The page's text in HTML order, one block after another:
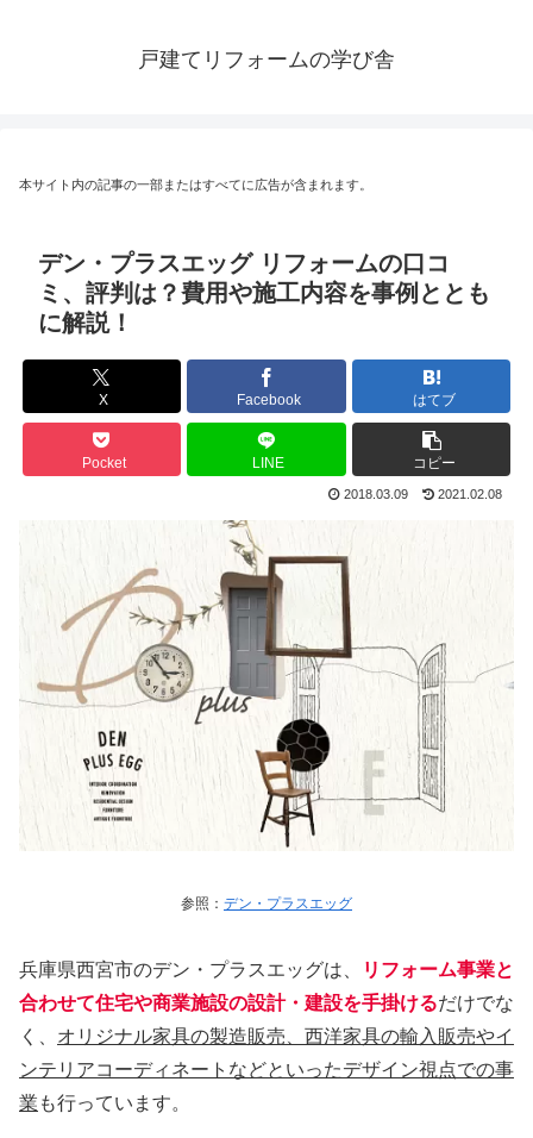
戸建てリフォームの学び舎
本サイト内の記事の一部またはすべてに広告が含まれます。
デン・プラスエッグ リフォームの口コ
ミ、評判は？費用や施工内容を事例ととも
に解説！
X Facebook はてブ
Pocket LINE コピー
2018.03.09 2021.02.08
参照： デン・プラスエッグ
兵庫県西宮市のデン・プラスエッグは、
リフォーム事業と
合わせて住宅や商業施設の設計・建設を手掛けるだけでな
く、 オリジナル家具の製造販売、西洋家具の輸入販売やイ
ンテリアコーディネートなどといったデザイン視点での事
業 も行っています。